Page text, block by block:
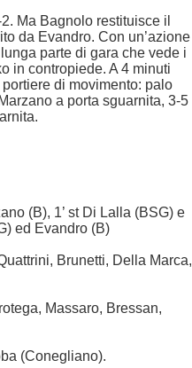
Ma Bagnolo restituisce il
da Evandro. Con un’azione
parte di gara che vede i
in contropiede. A 4 minuti
di movimento: palo
a porta sguarnita, 3-5
(B), 1’ st Di Lalla (BSG) e
ed Evandro (B)
Brunetti, Della Marca,
Massaro, Bressan,
(Conegliano).